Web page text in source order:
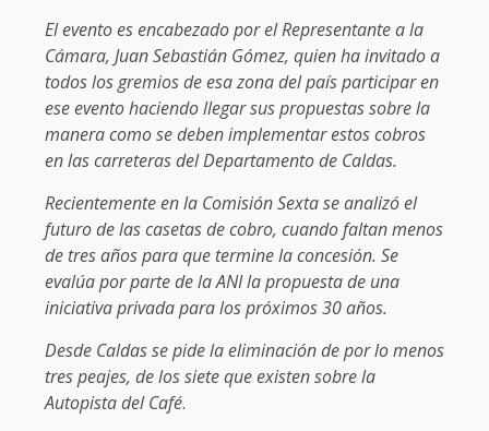
El evento es encabezado por el Representante a la
Cámara, Juan Sebastián Gómez, quien ha invitado a
todos los gremios de esa zona del país participar en
ese evento haciendo llegar sus propuestas sobre la
manera como se deben implementar estos cobros
en las carreteras del Departamento de Caldas.
Recientemente en la Comisión Sexta se analizó el
futuro de las casetas de cobro, cuando faltan menos
de tres años para que termine la concesión. Se
evalúa por parte de la ANI la propuesta de una
iniciativa privada para los próximos 30 años.
Desde Caldas se pide la eliminación de por lo menos
tres peajes, de los siete que existen sobre la
Autopista del Café.